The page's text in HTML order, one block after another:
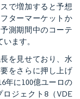
で増加すると予想
ターマーケットか
測期間中のコーテ
ます。
を見せており、水
をさらに押し上げ
年に100億ユーロの
ジェクト8（VDE